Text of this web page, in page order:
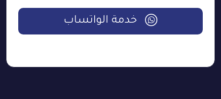
خدمة الواتساب